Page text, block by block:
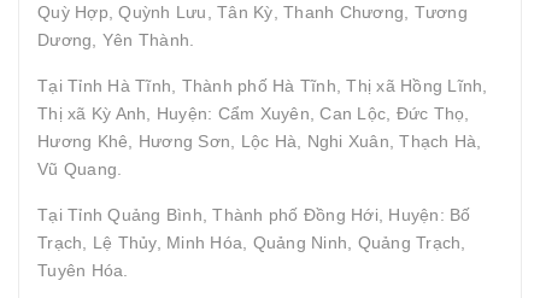
Quỳ Hợp, Quỳnh Lưu, Tân Kỳ, Thanh Chương, Tương
Dương, Yên Thành.
Tại Tỉnh Hà Tĩnh, Thành phố Hà Tĩnh, Thị xã Hồng Lĩnh,
Thị xã Kỳ Anh, Huyện: Cẩm Xuyên, Can Lộc, Đức Thọ,
Hương Khê, Hương Sơn, Lộc Hà, Nghi Xuân, Thạch Hà,
Vũ Quang.
Tại Tỉnh Quảng Bình, Thành phố Đồng Hới, Huyện: Bố
Trạch, Lệ Thủy, Minh Hóa, Quảng Ninh, Quảng Trạch,
Tuyên Hóa.